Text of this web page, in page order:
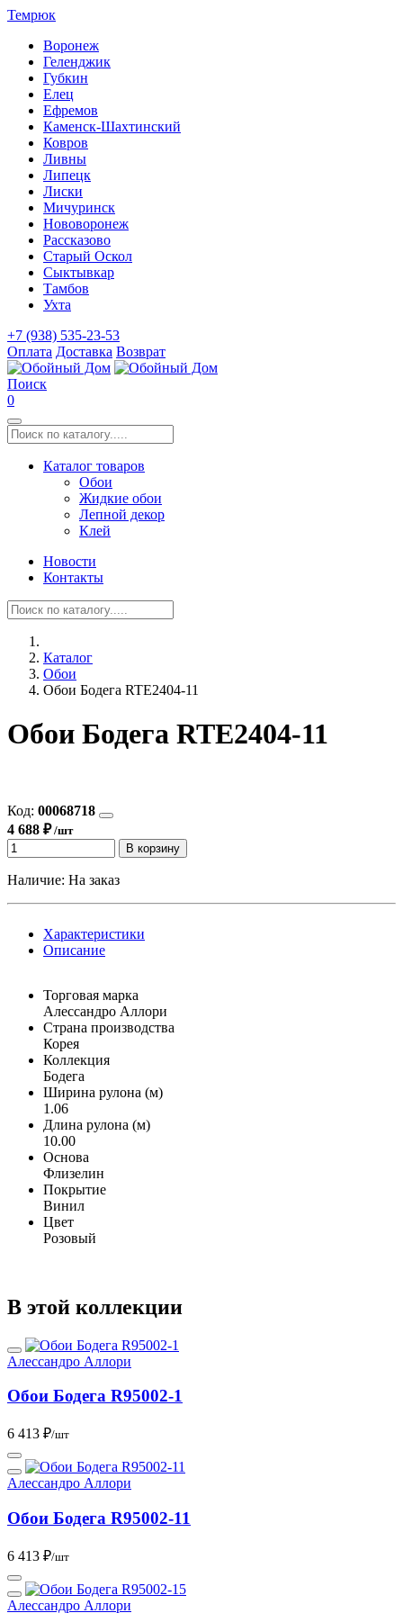
Темрюк
Воронеж
Геленджик
Губкин
Елец
Ефремов
Каменск-Шахтинский
Ковров
Ливны
Липецк
Лиски
Мичуринск
Нововоронеж
Рассказово
Старый Оскол
Сыктывкар
Тамбов
Ухта
+7 (938) 535-23-53
Оплата Доставка Возврат
Поиск
0
Каталог товаров
Обои
Жидкие обои
Лепной декор
Клей
Новости
Контакты
Каталог
Обои
Обои Бодега RTE2404-11
Обои Бодега RTE2404-11
Код: 00068718
4 688 ₽/шт
В корзину
Наличие: На заказ
Характеристики
Описание
Торговая марка
Алессандро Аллори
Страна производства
Корея
Коллекция
Бодега
Ширина рулона (м)
1.06
Длина рулона (м)
10.00
Основа
Флизелин
Покрытие
Винил
Цвет
Розовый
В этой коллекции
Алессандро Аллори
Обои Бодега R95002-1
6 413 ₽/шт
Алессандро Аллори
Обои Бодега R95002-11
6 413 ₽/шт
Алессандро Аллори